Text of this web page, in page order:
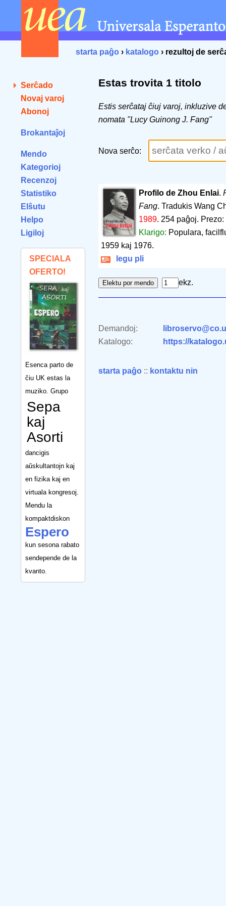
starta paĝo › katalogo › rezultoj de
Serĉado
Novaj varoj
Abonoj
Brokantaĵoj
Mendo
Kategorioj
Recenzoj
Statistiko
Elŝutu
Helpo
Ligiloj
SPECIALA
OFERTO!
Esenca parto de
ĉiu UK estas la
muziko. Grupo
Sepa
kaj
Asorti
dancigis
aŭskultantojn kaj
en fizika kaj en
virtuala kongresoj.
Mendu la
kompaktdiskon
Espero
kun sesona rabato
sendepende de la
kvanto.
Estas trovita 1 titolo
Estis serĉataj ĉiuj varoj, inkluzive
nomata "Lucy Guinong J. Fang"
Nova serĉo:
Profilo de Zhou Enlai.
Fang. Tradukis Wang
1989. 254 paĝoj.
Klarigo: Populara,
1959 kaj 1976.
legu pli
ekz.
Demandoj:
Katalogo:
https://
starta paĝo :: kontaktu nin